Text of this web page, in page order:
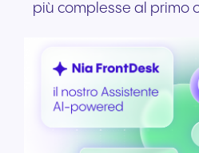
più complesse al primo